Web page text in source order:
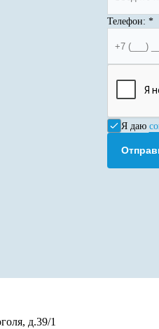
Телефон: *
Я даю
д.39/1